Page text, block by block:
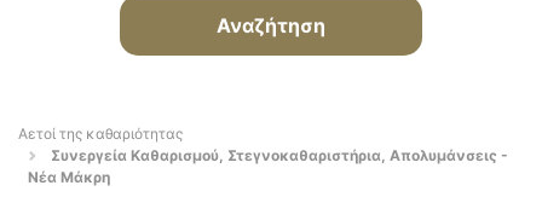
Αναζήτηση
Αετοί της καθαριότητας
Συνεργεία Καθαρισμού, Στεγνοκαθαριστήρια, Απολυμάνσεις -
Νέα Μάκρη